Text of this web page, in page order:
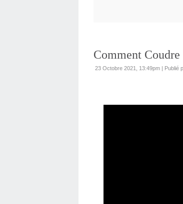
Comment
23 Octobre 2021, 13:49pm | Publié